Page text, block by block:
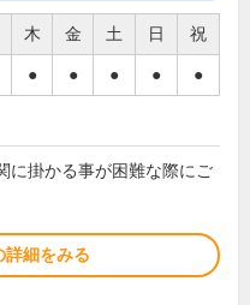
木 金 土 日 祝
● ● ● ● ●
に掛かる事が困難な際にご
詳細をみる